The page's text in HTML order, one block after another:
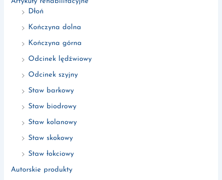
Dłoń
Kończyna dolna
Kończyna górna
Odcinek lędźwiowy
Odcinek szyjny
Staw barkowy
Staw biodrowy
Staw kolanowy
Staw skokowy
Staw łokciowy
Autorskie produkty